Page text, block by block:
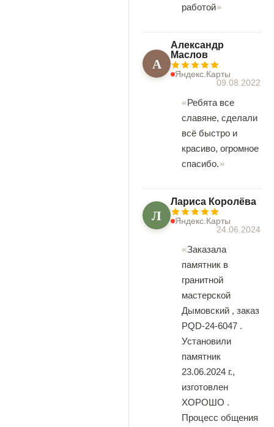
работой
А
Александр
Маслов
Яндекс.Карты
09.08.2022
Ребята все
славяне, сделали
всё быстро и
красиво, огромное
спасибо.
Л
Лариса Королёва
Яндекс.Карты
24.06.2024
Заказала
памятник в
гранитной
мастерской
Дымовский , заказ
PQD-24-6047 .
Установили
памятник
23.06.2024 г.,
изготовлен
ХОРОШО .
Процесс общения